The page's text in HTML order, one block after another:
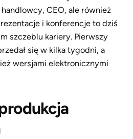
CEO, ale również
i konferencje to dziś
szczeblu kariery. Pierwszy
się w kilka tygodni, a
wersjami elektronicznymi